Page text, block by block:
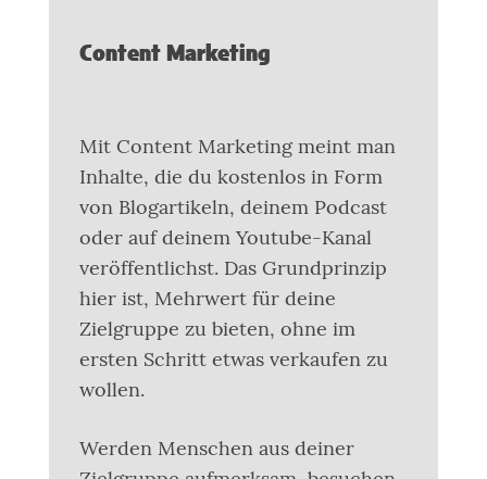
Content Marketing
Mit Content Marketing meint man
Inhalte, die du kostenlos in Form
von Blogartikeln, deinem Podcast
oder auf deinem Youtube-Kanal
veröffentlichst. Das Grundprinzip
hier ist, Mehrwert für deine
Zielgruppe zu bieten, ohne im
ersten Schritt etwas verkaufen zu
wollen.
Werden Menschen aus deiner